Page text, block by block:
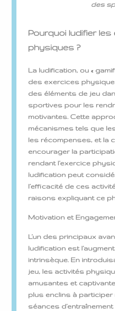
des
Pourquoi ludifier
physiques ?
La ludification, ou «
des exercices
des éléments de jeu
sportives pour les
motivantes. Cette
mécanismes tels que
les récompenses, et la
encourager la
rendant l’exercice
ludification peut
l’efficacité de ces
raisons expliquant ce
Motivation et
L’un des principaux
ludification est
intrinsèque. En
jeu, les activités
amusantes et
plus enclins à
séances